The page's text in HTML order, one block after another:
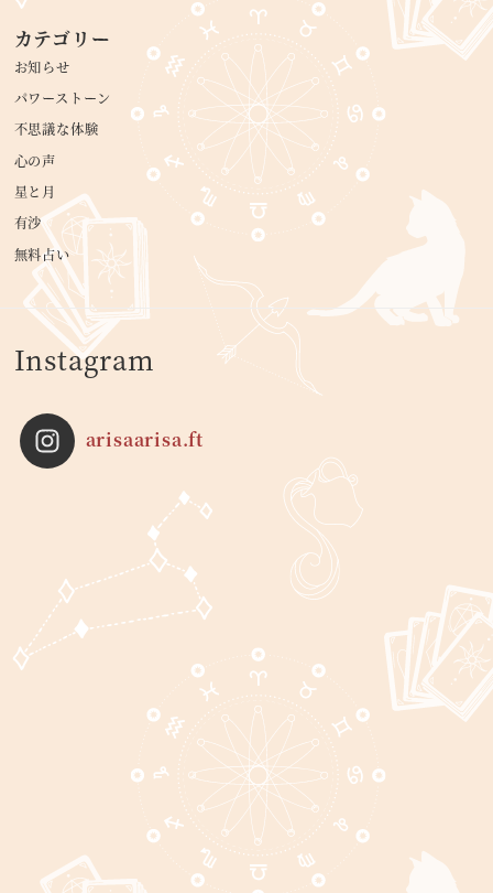
カテゴリー
お知らせ
パワーストーン
不思議な体験
心の声
星と月
有沙
無料占い
Instagram
arisaarisa.ft